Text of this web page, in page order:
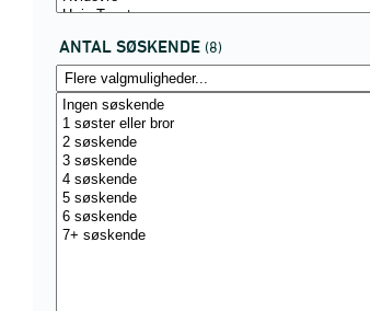
ANTAL SØSKENDE (8)